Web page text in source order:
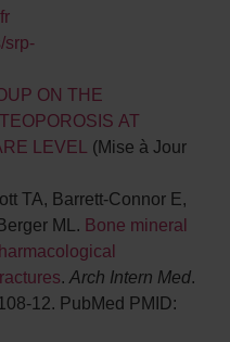
srp-
ON THE
AT
LEVEL (Mise à Jour
TA, Barrett-Connor E,
ML. Bone mineral
.Arch Intern Med.
12. PubMed PMID: